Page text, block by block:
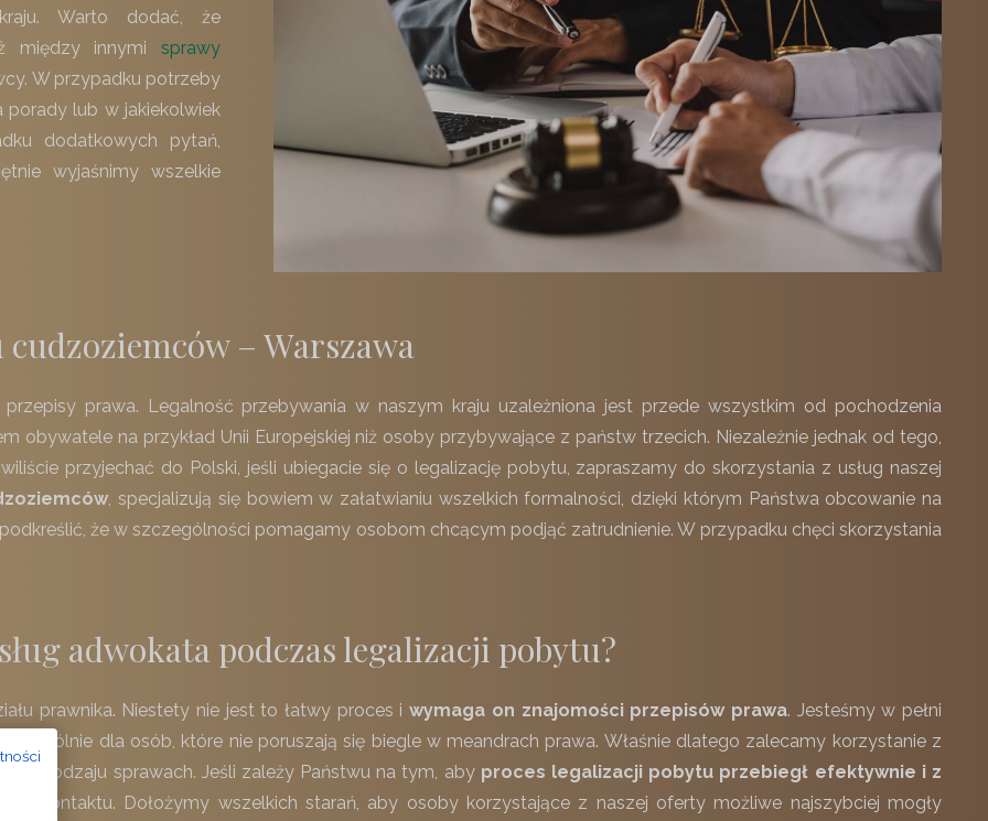
Warto dodać, że
między innymi sprawy
W przypadku potrzeby
porady lub w jakiekolwiek
dodatkowych pytań,
wyjaśnimy wszelkie
– Warszawa
prawa. Legalność przebywania w naszym kraju uzależniona jest przede wszystkim od pochodzenia
obywatele na przykład Unii Europejskiej niż osoby przybywające z państw trzecich. Niezależnie jednak od tego,
przyjechać do Polski, jeśli ubiegacie się o legalizację pobytu, zapraszamy do skorzystania z usług naszej
, specjalizują się bowiem w załatwianiu wszelkich formalności, dzięki którym Państwa obcowanie na
że w szczególności pomagamy osobom chcącym podjąć zatrudnienie. W przypadku chęci skorzystania
adwokata podczas legalizacji pobytu?
prawnika. Niestety nie jest to łatwy proces iwymaga on znajomości przepisów prawa. Jesteśmy w pełni
dla osób, które nie poruszają się biegle w meandrach prawa. Właśnie dlatego zalecamy korzystanie z
rodzaju sprawach. Jeśli zależy Państwu na tym, aby proces legalizacji pobytu przebiegł efektywnie i z
do kontaktu. Dołożymy wszelkich starań, aby osoby korzystające z naszej oferty możliwe najszybciej mogły